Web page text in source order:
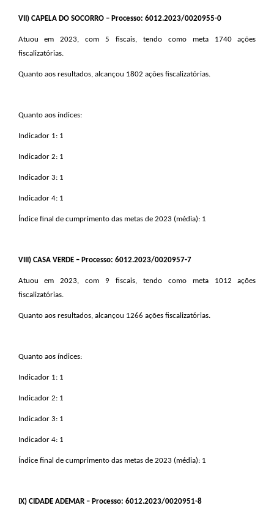
VII ) CAPELA DO SOCORRO – Processo: 6012.2023/0020955-0
Atuou em 2023, com 5 fiscais, tendo como meta 1740 ações
fiscalizatórias.
Quanto aos resultados, alcançou 1802 ações fiscalizatórias.
Quanto aos índices:
Indicador 1: 1
Indicador 2: 1
Indicador 3: 1
Indicador 4: 1
Índice final de cumprimento das metas de 2023 (média): 1
VIII ) CASA VERDE – Processo: 6012.2023/0020957-7
Atuou em 2023, com 9 fiscais, tendo como meta 1012 ações
fiscalizatórias.
Quanto aos resultados, alcançou 1266 ações fiscalizatórias.
Quanto aos índices:
Indicador 1: 1
Indicador 2: 1
Indicador 3: 1
Indicador 4: 1
Índice final de cumprimento das metas de 2023 (média): 1
IX) CIDADE ADEMAR – Processo: 6012.2023/0020951-8